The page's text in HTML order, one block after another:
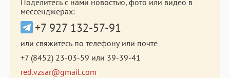
Поделитесь с нами новостью, фото или видео в
мессенджерах:
+7 927 132-57-91
или свяжитесь по телефону или почте
+7 (8452) 23-03-59 или 39-39-41
red.vzsar@gmail.com